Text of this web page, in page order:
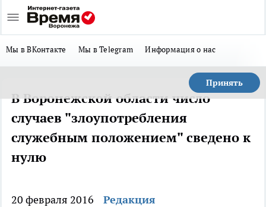
Мы в ВКонтакте Мы в Telegram Информация о нас
Принять
В Воронежской области число
случаев "злоупотребления
служебным положением" сведено к
нулю
20 февраля 2016 Редакция